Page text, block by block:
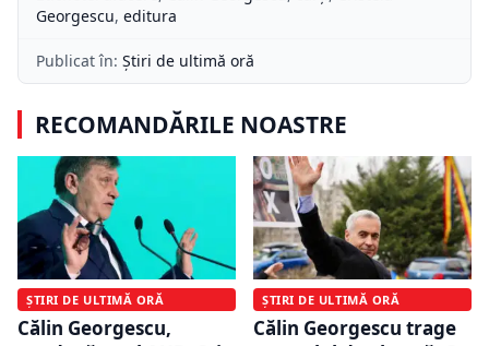
Georgescu, editura
Publicat în: Știri de ultimă oră
RECOMANDĂRILE NOASTRE
ȘTIRI DE ULTIMĂ ORĂ
Călin Georgescu,
ȘTIRI DE ULTIMĂ ORĂ
Călin Georgescu trage